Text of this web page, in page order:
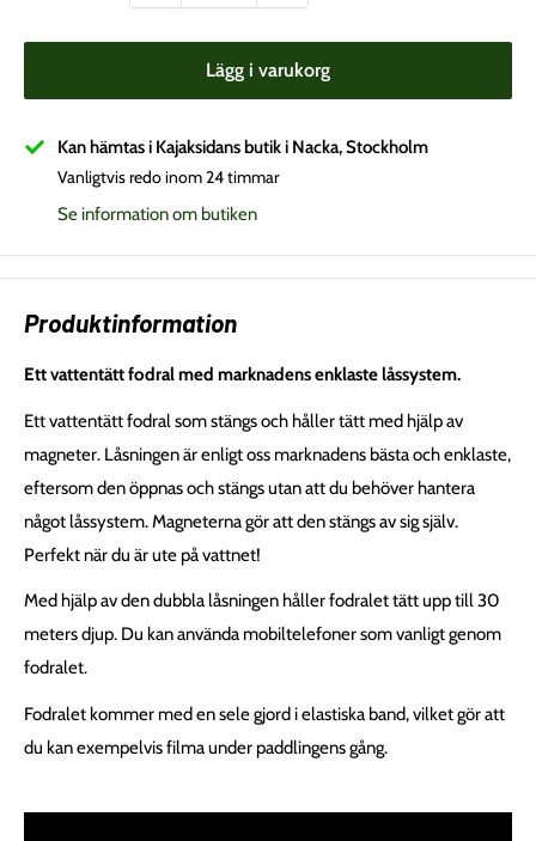
Lägg i varukorg
Kan hämtas i Kajaksidans butik i Nacka, Stockholm
Vanligtvis redo inom 24 timmar
Se information om butiken
Produktinformation
Ett vattentätt fodral med marknadens enklaste låssystem.
Ett vattentätt fodral som stängs och håller tätt med hjälp av
magneter. Låsningen är enligt oss marknadens bästa och enklaste,
eftersom den öppnas och stängs utan att du behöver hantera
något låssystem. Magneterna gör att den stängs av sig själv.
Perfekt när du är ute på vattnet!
Med hjälp av den dubbla låsningen håller fodralet tätt upp till 30
meters djup. Du kan använda mobiltelefoner som vanligt genom
fodralet.
Fodralet kommer med en sele gjord i elastiska band, vilket gör att
du kan exempelvis filma under paddlingens gång.